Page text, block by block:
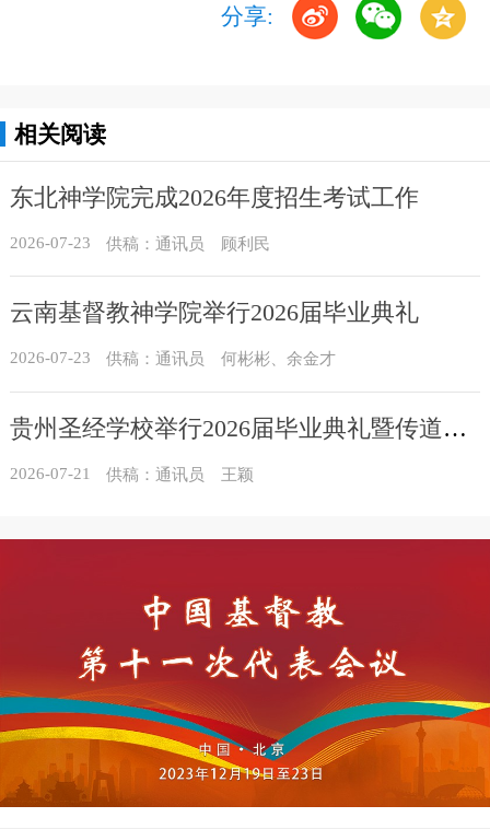
分享:
相关阅读
东北神学院完成2026年度招生考试工作
2026-07-23 供稿：通讯员 顾利民
云南基督教神学院举行2026届毕业典礼
2026-07-23 供稿：通讯员 何彬彬、余金才
贵州圣经学校举行2026届毕业典礼暨传道员培训班结业典礼
2026-07-21 供稿：通讯员 王颖